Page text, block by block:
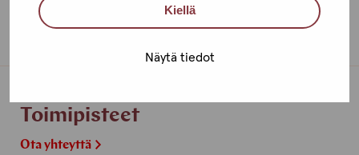
Kiellä
Näytä tiedot
Toimipisteet
Ota yhteyttä